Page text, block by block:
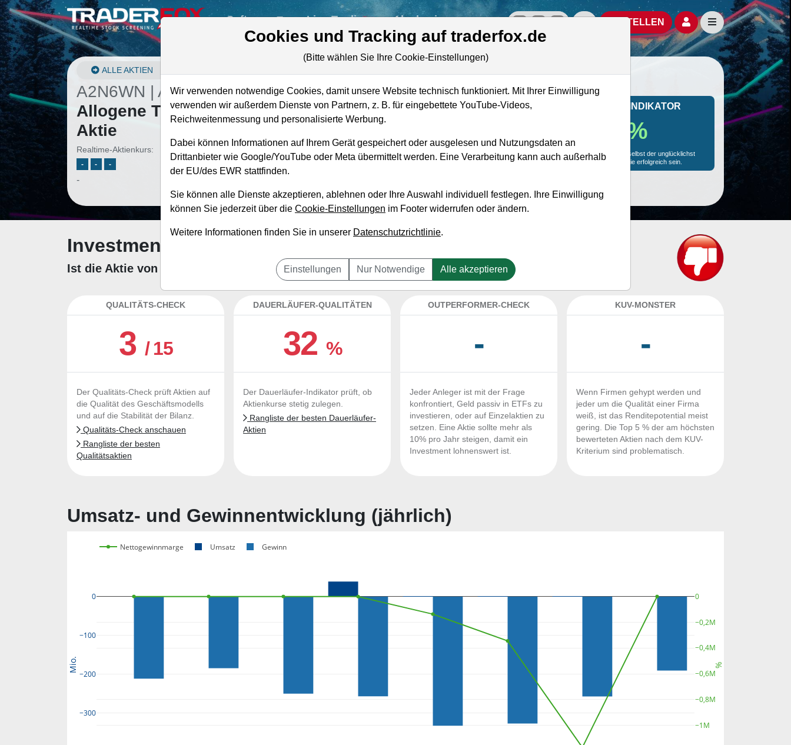
Software Live-Trading Akademie offizielle Social Media-AccountsAktien- und Artikelsuche öffnen
BESTELLEN Seitennavigation
ALLE AKTIEN
A2N6WN | ALLO–
Allogene Therapeutics
Aktie
Realtime-Aktienkurs:
- - -
-
Marktkapitalisierung 673,05 Mio. USD
Umsatz -
MONKEY-TRADER INDIKATOR
78.1 %
Mit 78.1 % Wahrscheinlichkeit wird selbst der unglücklichst
agierende Trader mit dieser Aktie erfolgreich sein.
Investment-Check: Kaufempfehlung?
Ist die Aktie von Allogene Therapeutics zum Kaufen und Liegenlassen geeignet?
QUALITÄTS-CHECK
3 / 15
Der Qualitäts-Check prüft Aktien auf
die Qualität des Geschäftsmodells
und auf die Stabilität der Bilanz.
Qualitäts-Check anschauen
Rangliste der besten
Qualitätsaktien
DAUERLÄUFER-QUALITÄTEN
32 %
Der Dauerläufer-Indikator prüft, ob
Aktienkurse stetig zulegen.
Rangliste der besten Dauerläufer-
Aktien
OUTPERFORMER-CHECK
-
Jeder Anleger ist mit der Frage
konfrontiert, Geld passiv in ETFs zu
investieren, oder auf Einzelaktien zu
setzen. Eine Aktie sollte mehr als
10% pro Jahr steigen, damit ein
Investment lohnenswert ist.
KUV-MONSTER
-
Wenn Firmen gehypt werden und
jeder um die Qualität einer Firma
weiß, ist das Renditepotential meist
gering. Die Top 5 % der am höchsten
bewerteten Aktien nach dem KUV-
Kriterium sind problematisch.
Umsatz- und Gewinnentwicklung (jährlich)
−300
−200
−100
0
−1M
−0,8M
−0,6M
−0,4M
−0,2M
0
Nettogewinnmarge Umsatz Gewinn
Mio. %
Cookies und Tracking auf traderfox.de
(Bitte wählen Sie Ihre Cookie-Einstellungen)
Wir verwenden notwendige Cookies, damit unsere Website technisch funktioniert. Mit Ihrer Einwilligung
verwenden wir außerdem Dienste von Partnern, z. B. für eingebettete YouTube-Videos,
Reichweitenmessung und personalisierte Werbung.
Dabei können Informationen auf Ihrem Gerät gespeichert oder ausgelesen und Nutzungsdaten an
Drittanbieter wie Google/YouTube oder Meta übermittelt werden. Eine Verarbeitung kann auch außerhalb
der EU/des EWR stattfinden.
Sie können alle Dienste akzeptieren, ablehnen oder Ihre Auswahl individuell festlegen. Ihre Einwilligung
können Sie jederzeit über die Cookie-Einstellungen im Footer widerrufen oder ändern.
Weitere Informationen finden Sie in unserer Datenschutzrichtlinie.
Einstellungen Nur Notwendige Alle akzeptieren